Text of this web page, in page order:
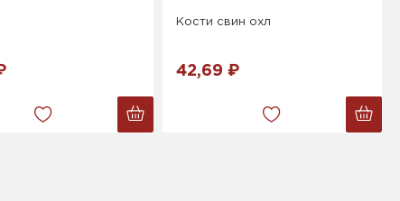
Кости свин охл
42,69 ₽